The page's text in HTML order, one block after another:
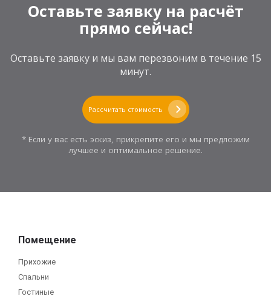
Оставьте заявку на расчёт
прямо сейчас!
Оставьте заявку и мы вам перезвоним в течение 15
минут.
Рассчитать стоимость
* Если у вас есть эскиз, прикрепите его и мы предложим
лучшее и оптимальное решение.
Помещение
Прихожие
Спальни
Гостиные